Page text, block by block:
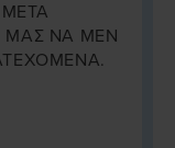
ΜΑΣ ΝΑ ΜΕΝ